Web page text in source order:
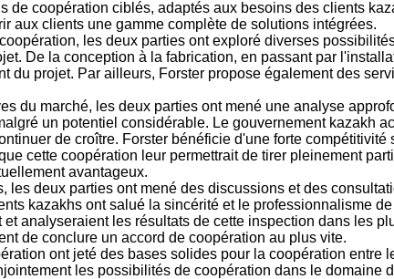
de coopération ciblés, adaptés aux besoins des clients
aux clients une gamme complète de solutions intégrées.
les deux parties ont exploré diverses
De la conception à la fabrication, en passant par
du projet. Par ailleurs, Forster propose également des
du marché, les deux parties ont mené une analyse
un potentiel considérable. Le gouvernement kazakh
de croître. Forster bénéficie d'une forte
cette coopération leur permettrait de tirer pleinement
avantageux.
les deux parties ont mené des discussions et des
kazakhs ont salué la sincérité et le professionnalisme
analyseraient les résultats de cette inspection dans les
de conclure un accord de coopération au plus vite.
ont jeté des bases solides pour la coopération
les possibilités de coopération dans le